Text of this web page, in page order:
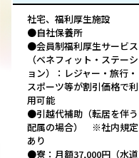
社宅、福利厚生施設
●自社保養所
●会員制福利厚生サービス
（ベネフィット・ステーシ
ョン）：レジャー・旅行・
スポーツ等が割引価格で利
用可能
●引越代補助（転居を伴う
配属の場合） ※社内規定
あり
●寮：月額37,000円（水道